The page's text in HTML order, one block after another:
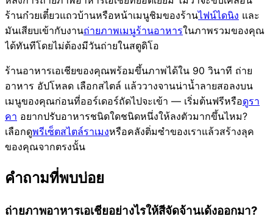
ร้านก๋วยเตี๋ยวแถวบ้านหรือหน้าเมนูชิมของร้านไฟน์ไดนิง และ
มันเสียบเข้ากับงานถ่ายภาพเมนูร้านอาหารในภาพรวมของคุณ
ได้ทันทีโดยไม่ต้องมีวันถ่ายในสตูดิโอ
ร้านอาหารเอเชียของคุณพร้อมขึ้นภาพได้ใน 90 วินาที ถ่าย
อาหาร อัปโหลด เลือกสไตล์ แล้ววางจานน่าน้ำลายสอลงบน
เมนูของคุณก่อนที่ออร์เดอร์ถัดไปจะเข้า — เริ่มต้นฟรีหรือดูรา
คา อยากปรับอาหารชนิดใดชนิดหนึ่งให้ลงตัวมากขึ้นไหม?
เลือกดูพรีเซ็ตสไตล์ราเมงหรือคลังติ่มซำของเราแล้วสร้างลุค
ของคุณจากตรงนั้น
คำถามที่พบบ่อย
ถ่ายภาพอาหารเอเชียอย่างไรให้สีจัดจ้านเด้งออกมา?